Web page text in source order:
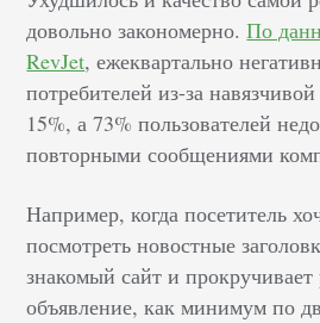
довольно закономерно.По
RevJet, ежеквартально
потребителей из-за
15%, а 73% пользователей
повторными сообщениями
Например, когда посетитель
посмотреть новостные
знакомый сайт и прокручивает
объявление, как минимум по